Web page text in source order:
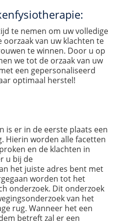
te nemen om uw volledige
van uw klachten te
te winnen. Door u op
we tot de orzaak van uw
een gepersonaliseerd
optimaal herstel!
is er in de eerste plaats een
Hierin worden alle facetten
en de klachten in
u bij de
het juiste adres bent met
worden tot het
onderzoek. Dit onderzoek
van het
rug. Wanneer het een
betreft zal er een